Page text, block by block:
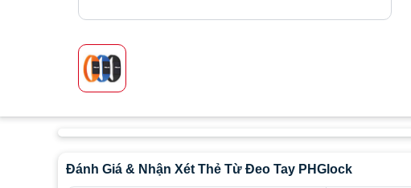
Đánh Giá & Nhận Xét Thẻ Từ Đeo Tay PHGlock